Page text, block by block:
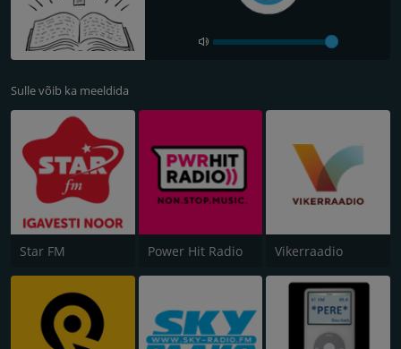
Sulle võib ka meeldida
Star FM Power Hit Radio Vikerraadio